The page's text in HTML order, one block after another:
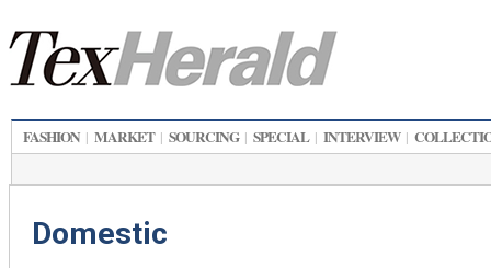
FASHION | MARKET | SOURCING | SPECIAL | INTERVIEW |
Domestic